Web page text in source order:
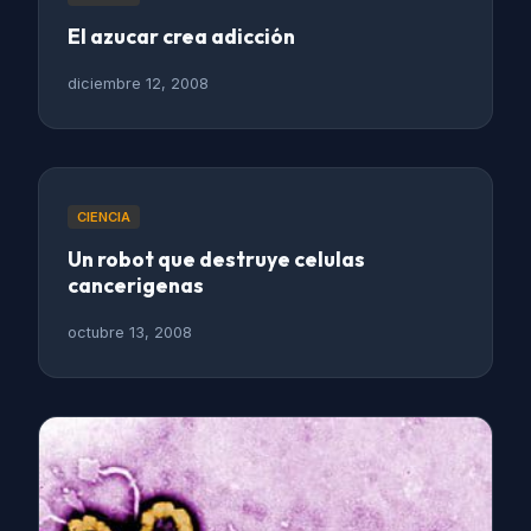
El azucar crea adicción
diciembre 12, 2008
CIENCIA
Un robot que destruye celulas
cancerigenas
octubre 13, 2008